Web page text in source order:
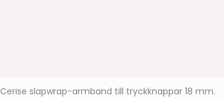
Cerise slapwrap-armband till tryckknappar 18 mm.